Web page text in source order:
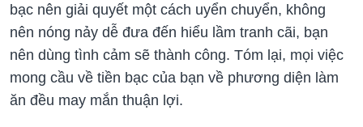
bạc nên giải quyết một cách uyển chuyển, không
nên nóng nảy dễ đưa đến hiểu lầm tranh cãi, bạn
nên dùng tình cảm sẽ thành công. Tóm lại, mọi việc
mong cầu về tiền bạc của bạn về phương diện làm
ăn đều may mắn thuận lợi.